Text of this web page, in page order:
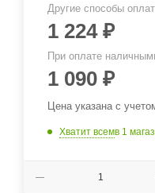
Другие способы
1 224₽
При оплате
1 090 ₽
Цена указана с
Хватит всемв 1